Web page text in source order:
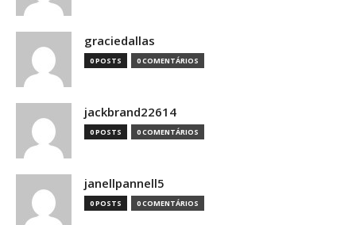
graciedallas
0 POSTS 0 COMENTÁRIOS
jackbrand22614
0 POSTS 0 COMENTÁRIOS
janellpannell5
0 POSTS 0 COMENTÁRIOS